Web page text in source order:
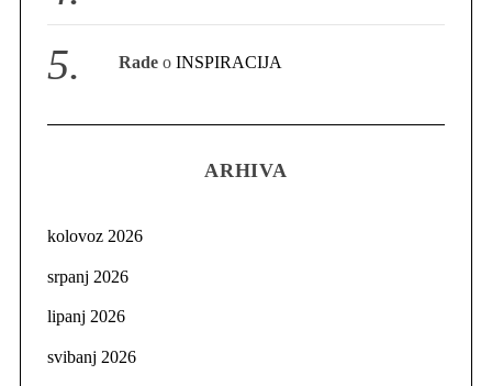
Rade oINSPIRACIJA
ARHIVA
kolovoz 2026
srpanj 2026
lipanj 2026
svibanj 2026